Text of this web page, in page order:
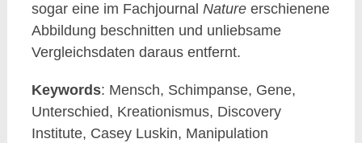
sogar eine im Fachjournal Natureerschienene
Abbildung beschnitten und unliebsame
Vergleichsdaten daraus entfernt.
Keywords: Mensch, Schimpanse, Gene,
Unterschied, Kreationismus, Discovery
Institute, Casey Luskin, Manipulation